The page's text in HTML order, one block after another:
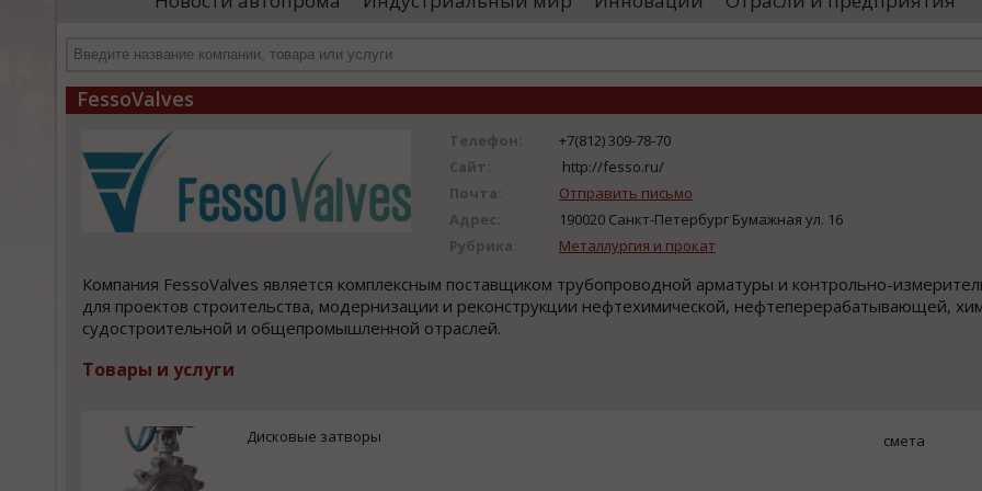
иностранными удостоверяющими центрами.
проводятся необходимые проверки, после
«Уральские
FessoValves
Телефон:
+7(812) 309-78-70
Сайт:
http://fesso.ru/
Почта:
Отправить письмо
Адрес:
190020 Санкт-Петербург Бумажная ул. 16
Рубрика:
Металлургия и прокат
Компания FessoValves является комплексным поставщиком трубопроводной арматуры и контрольно-
для проектов строительства, модернизации и реконструкции нефтехимической, нефтеперерабатывающей,
судостроительной и общепромышленной отраслей.
Товары и услуги
Дисковые затворы смета